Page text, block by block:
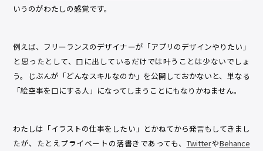
いうのがわたしの感覚です。
例えば、フリーランスのデザイナーが「アプリのデザインやりたい」
と思ったとして、口に出しているだけでは叶うことは少ないでしょ
う。じぶんが「どんなスキルなのか」を公開しておかないと、単なる
「絵空事を口にする人」になってしまうことにもなりかねません。
わたしは「イラストの仕事をしたい」とかねてから発言もしてきまし
たが、たとえプライベートの落書きであっても、 TwitterやBehance